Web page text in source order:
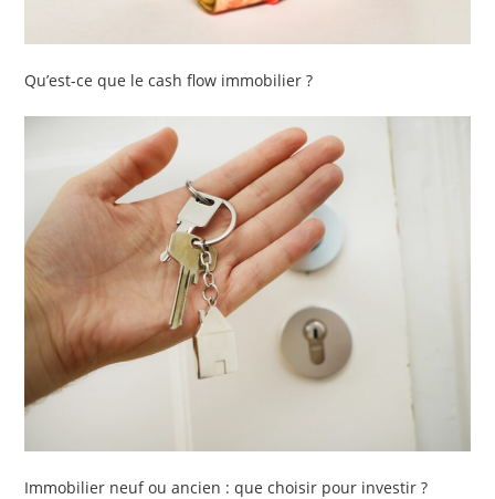
Qu’est-ce que le cash flow immobilier ?
Immobilier neuf ou ancien : que choisir pour investir ?